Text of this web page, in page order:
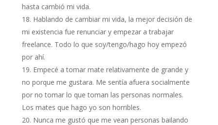
hasta cambió mi vida.
Hablando de cambiar mi vida, la mejor decisión de
mi existencia fue renunciar y empezar a trabajar
freelance. Todo lo que soy/tengo/hago hoy empezó
por ahí.
Empecé a tomar mate relativamente de grande y
no porque me gustara. Me sentía afuera socialmente
por no tomar lo que toman las personas normales.
Los mates que hago yo son horribles.
Nunca me gustó que me vean personas bailando